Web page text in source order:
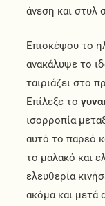
άνεση και στυλ
Επισκέψου το
ανακάλυψε το
ταιριάζει στο
Επίλεξε το
ισορροπία
αυτό το παρεό
το μαλακό και
ελευθερία
ακόμα και μετά